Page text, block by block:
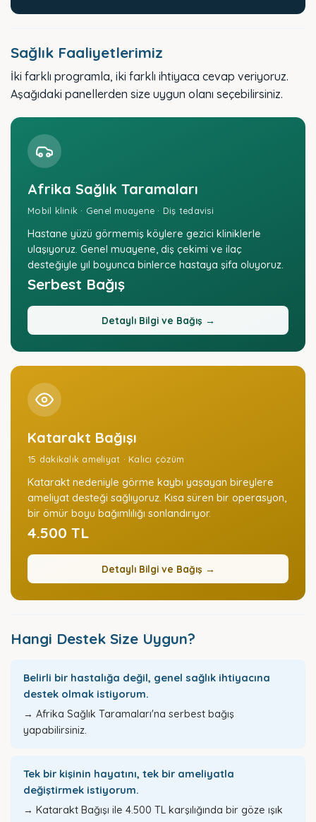
Sağlık Faaliyetlerimiz
İki farklı programla, iki farklı ihtiyaca cevap veriyoruz.
Aşağıdaki panellerden size uygun olanı seçebilirsiniz.
Afrika Sağlık Taramaları
Mobil klinik · Genel muayene · Diş tedavisi
Hastane yüzü görmemiş köylere gezici kliniklerle
ulaşıyoruz. Genel muayene, diş çekimi ve ilaç
desteğiyle yıl boyunca binlerce hastaya şifa oluyoruz.
Serbest Bağış
Detaylı Bilgi ve Bağış →
Katarakt Bağışı
15 dakikalık ameliyat · Kalıcı çözüm
Katarakt nedeniyle görme kaybı yaşayan bireylere
ameliyat desteği sağlıyoruz. Kısa süren bir operasyon,
bir ömür boyu bağımlılığı sonlandırıyor.
4.500 TL
Detaylı Bilgi ve Bağış →
Hangi Destek Size Uygun?
Belirli bir hastalığa değil, genel sağlık ihtiyacına
destek olmak istiyorum.
→ Afrika Sağlık Taramaları'na serbest bağış
yapabilirsiniz.
Tek bir kişinin hayatını, tek bir ameliyatla
değiştirmek istiyorum.
→ Katarakt Bağışı ile 4.500 TL karşılığında bir göze ışık